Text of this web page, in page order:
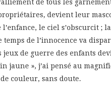
de tous les
devient leur
l’enfance, le ciel s’obscurcit ;
temps de l’innocence va
jeux de guerre des enfants
jaune », j’ai pensé au
couleur, sans doute.